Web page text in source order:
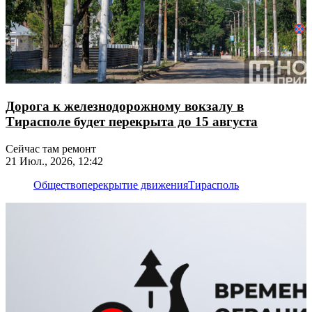
Дорога к железнодорожному вокзалу в
Тирасполе будет перекрыта до 15 августа
Сейчас там ремонт
21 Июл., 2026, 12:42
Обществоперекрытие движенияТирасполь